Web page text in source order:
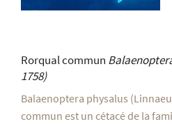
Rorqual commun
1758)
Balaenoptera physalus
commun est un cétacé de la